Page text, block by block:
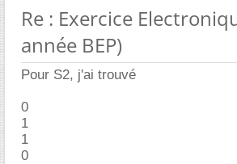
Re : Exercice
année BEP)
Pour S2, j'ai trouvé
0
1
1
0